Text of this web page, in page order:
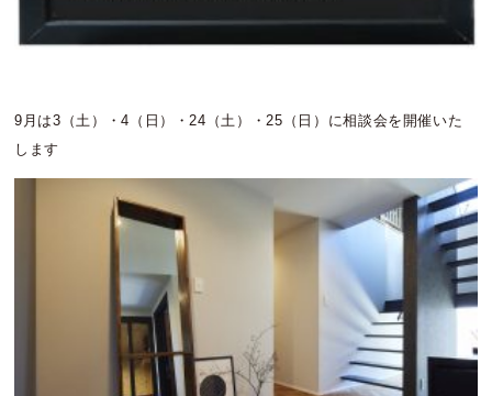
9月は3（土）・4（日）・24（土）・25（日）に相談会を開催いた
します